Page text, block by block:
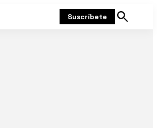
Suscríbete
Mostrar